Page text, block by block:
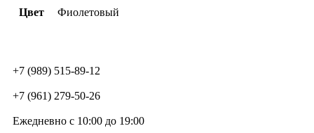
Цвет Фиолетовый
+7 (989) 515-89-12
+7 (961) 279-50-26
Ежедневно с 10:00 до 19:00